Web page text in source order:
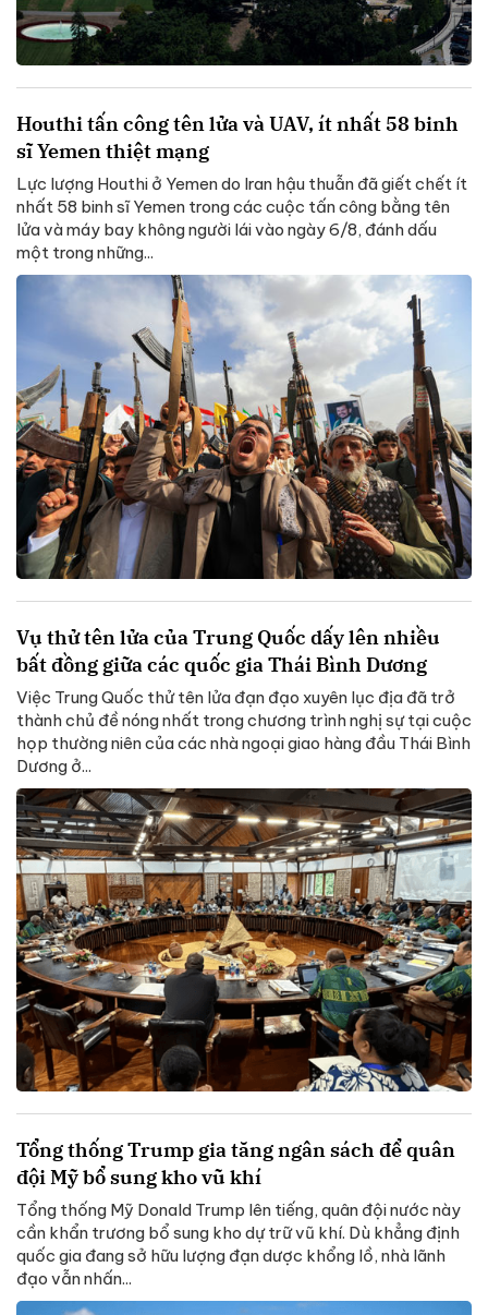
Houthi tấn công tên lửa và UAV, ít nhất 58 binh
sĩ Yemen thiệt mạng
Lực lượng Houthi ở Yemen do Iran hậu thuẫn đã giết chết ít
nhất 58 binh sĩ Yemen trong các cuộc tấn công bằng tên
lửa và máy bay không người lái vào ngày 6/8, đánh dấu
một trong những...
Vụ thử tên lửa của Trung Quốc dấy lên nhiều
bất đồng giữa các quốc gia Thái Bình Dương
Việc Trung Quốc thử tên lửa đạn đạo xuyên lục địa đã trở
thành chủ đề nóng nhất trong chương trình nghị sự tại cuộc
họp thường niên của các nhà ngoại giao hàng đầu Thái Bình
Dương ở...
Tổng thống Trump gia tăng ngân sách để quân
đội Mỹ bổ sung kho vũ khí
Tổng thống Mỹ Donald Trump lên tiếng, quân đội nước này
cần khẩn trương bổ sung kho dự trữ vũ khí. Dù khẳng định
quốc gia đang sở hữu lượng đạn dược khổng lồ, nhà lãnh
đạo vẫn nhấn...